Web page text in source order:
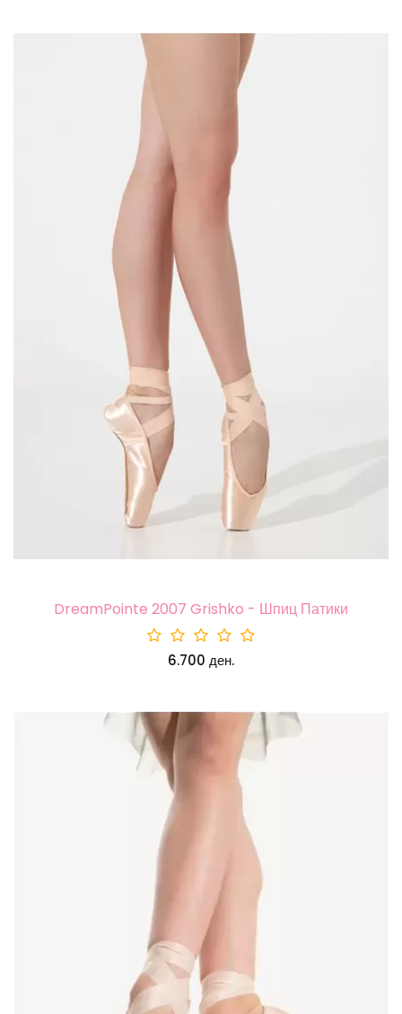
DreamPointe 2007 Grishko - Шпиц Патики
6.700 ден.